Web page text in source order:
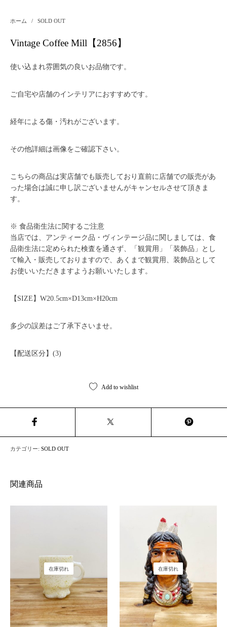
ホーム / SOLD OUT
Vintage Coffee Mill【2856】
使い込まれ雰囲気の良いお品物です。
ご自宅や店舗のインテリアにおすすめです。
経年による傷・汚れがございます。
その他詳細は画像をご確認下さい。
こちらの商品は実店舗でも販売しており直前に店舗での販売があ
った場合は誠に申し訳ございませんがキャンセルさせて頂きま
す。
※ 食品衛生法に関するご注意
当店では、アンティーク品・ヴィンテージ品に関しましては、食
品衛生法に定められた検査を通さず、「観賞用」「装飾品」とし
て輸入・販売しておりますので、あくまで観賞用、装飾品として
お使いいただきますようお願いいたします。
【SIZE】W20.5cm×D13cm×H20cm
多少の誤差はご了承下さいませ。
【配送区分】(3)
Add to wishlist
カテゴリー:SOLD OUT
関連商品
在庫切れ 在庫切れ